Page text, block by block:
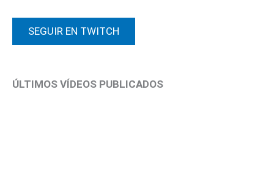
SEGUIR EN TWITCH
ÚLTIMOS VÍDEOS PUBLICADOS